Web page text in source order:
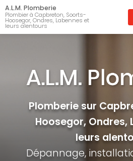
Aller
au
contenu
principal
A.L.M. Plomberie
Plombier à Capbreton, Soorts-
Hoosegor, Ondres, Labennes et
leurs alentours
Plomberie sur
Hoosegor, Ondres,
leurs
Dépannage,